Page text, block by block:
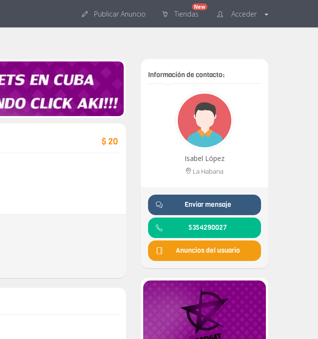
Publicar Anuncio Tiendas
New
Acceder
$ 20
Información de contacto:
Isabel López
La Habana
Enviar mensaje
5354290027
Anuncios del usuario